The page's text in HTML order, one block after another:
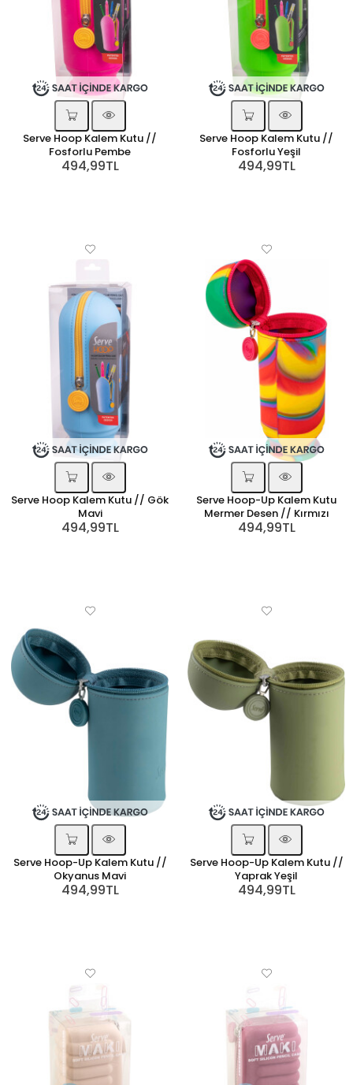
Serve Hoop Kalem Kutu //
Fosforlu Pembe
494,99TL
Serve Hoop Kalem Kutu //
Fosforlu Yeşil
494,99TL
Serve Hoop Kalem Kutu // Gök
Mavi
494,99TL
Serve Hoop-Up Kalem Kutu
Mermer Desen // Kırmızı
494,99TL
Serve Hoop-Up Kalem Kutu //
Okyanus Mavi
494,99TL
Serve Hoop-Up Kalem Kutu //
Yaprak Yeşil
494,99TL